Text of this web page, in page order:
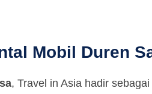
Mobil Duren
, Travel in Asia hadir